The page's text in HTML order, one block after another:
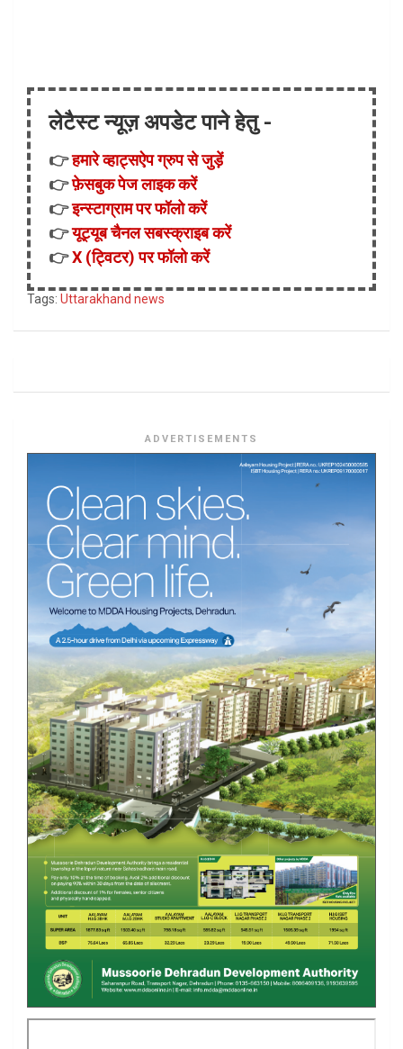
लेटैस्ट न्यूज़ अपडेट पाने हेतु -
👉हमारे व्हाट्सऐप ग्रुप से जुड़ें
👉फ़ेसबुक पेज लाइक करें
👉इन्स्टाग्राम पर फॉलो करें
👉यूट्यूब चैनल सबस्क्राइब करें
👉X (ट्विटर) पर फॉलो करें
Tags: Uttarakhand news
ADVERTISEMENTS